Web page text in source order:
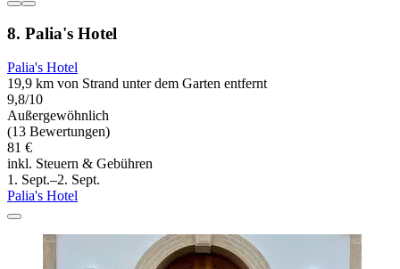
8. Palia's Hotel
Palia's Hotel
19,9 km von Strand unter dem Garten entfernt
9,8/10
Außergewöhnlich
(13 Bewertungen)
81 €
inkl. Steuern & Gebühren
1. Sept.–2. Sept.
Palia's Hotel